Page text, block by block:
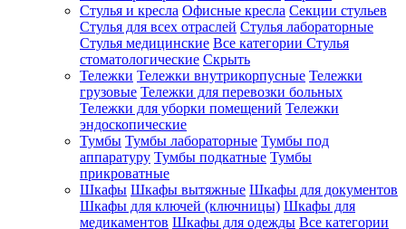
Стулья и кресла Офисные кресла Секции стульев
Стулья для всех отраслей Стулья лабораторные
Стулья медицинские Все категории Стулья
стоматологические Скрыть
Тележки Тележки внутрикорпусные Тележки
грузовые Тележки для перевозки больных
Тележки для уборки помещений Тележки
эндоскопические
Тумбы Тумбы лабораторные Тумбы под
аппаратуру Тумбы подкатные Тумбы
прикроватные
Шкафы Шкафы вытяжные Шкафы для документов
Шкафы для ключей (ключницы) Шкафы для
медикаментов Шкафы для одежды Все категории